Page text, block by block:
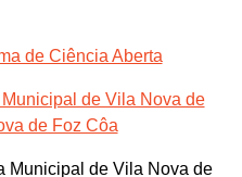
de Ciência Aberta
de Vila Nova de
de Foz Côa
Municipal de Vila Nova de